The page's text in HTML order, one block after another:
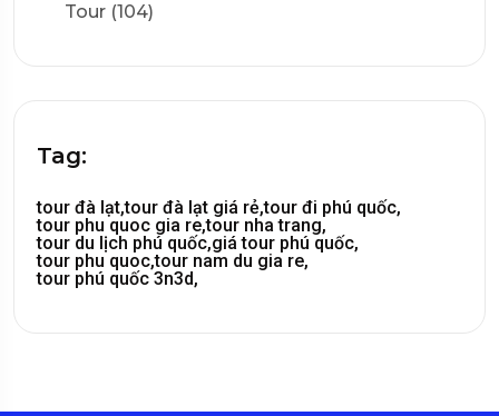
Tour (104)
Tag:
tour đà lạt,tour đà lạt giá rẻ,tour đi phú quốc,
tour phu quoc gia re,tour nha trang,
tour du lịch phú quốc,giá tour phú quốc,
tour phu quoc,tour nam du gia re,
tour phú quốc 3n3d,